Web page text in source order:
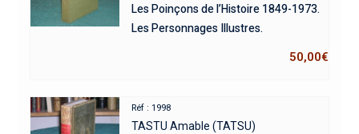
Les Poinçons de l’Histoire 1849-1973.
Les Personnages Illustres.
50,00€
Réf : 1998
TASTU Amable (TATSU)